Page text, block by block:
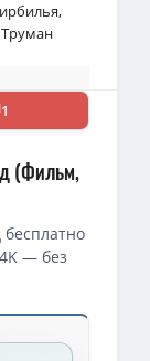
,
Труман
1
(Фильм,
— без
Man Called Otto